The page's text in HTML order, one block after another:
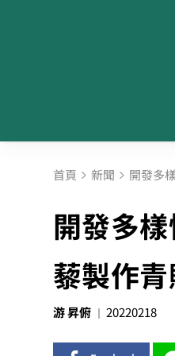
首頁 新聞 開發多
開發多
藜製作
游 昇俯 20220218